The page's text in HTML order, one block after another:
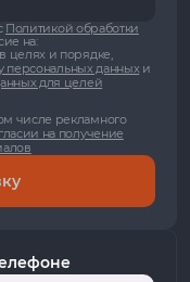
Политикой обработки
на:
целях и порядке,
персональных данныхи
для целей
числе рекламного
на получение